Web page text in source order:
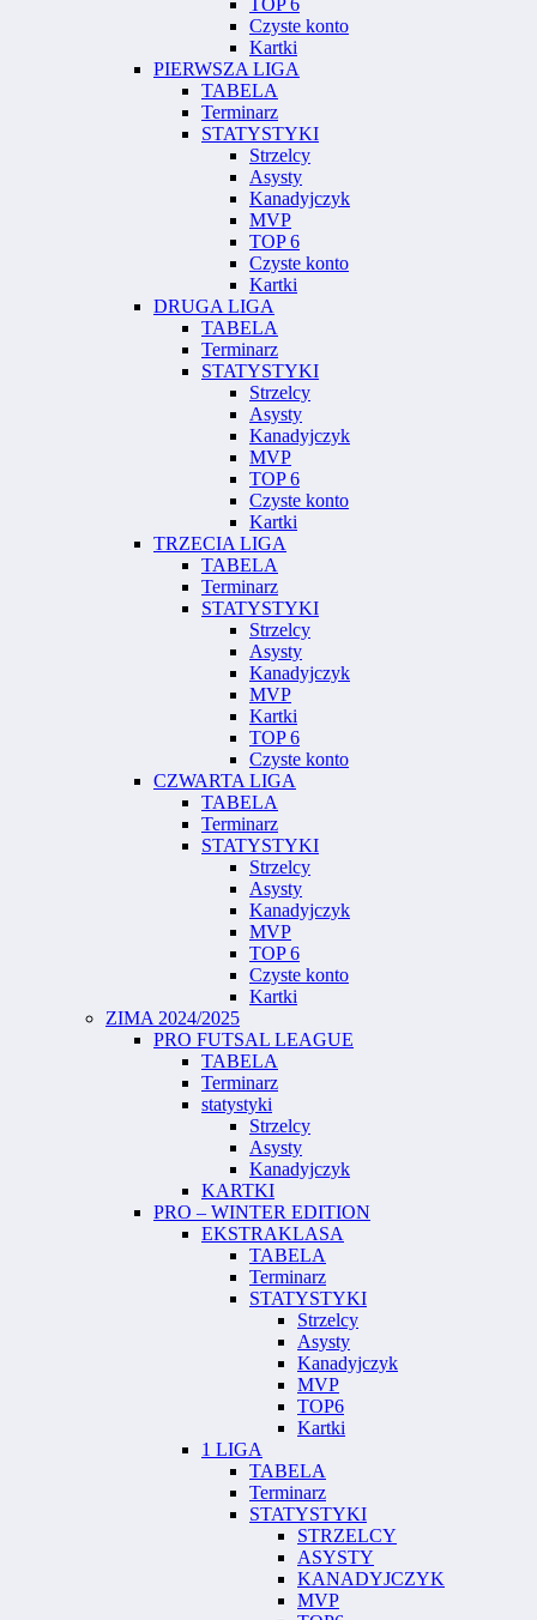
Czyste konto
Kartki
PIERWSZA LIGA
TABELA
Terminarz
STATYSTYKI
Strzelcy
Asysty
Kanadyjczyk
MVP
TOP 6
Czyste konto
Kartki
DRUGA LIGA
TABELA
Terminarz
STATYSTYKI
Strzelcy
Asysty
Kanadyjczyk
MVP
TOP 6
Czyste konto
Kartki
TRZECIA LIGA
TABELA
Terminarz
STATYSTYKI
Strzelcy
Asysty
Kanadyjczyk
MVP
Kartki
TOP 6
Czyste konto
CZWARTA LIGA
TABELA
Terminarz
STATYSTYKI
Strzelcy
Asysty
Kanadyjczyk
MVP
TOP 6
Czyste konto
Kartki
ZIMA 2024/2025
PRO FUTSAL LEAGUE
TABELA
Terminarz
statystyki
Strzelcy
Asysty
Kanadyjczyk
KARTKI
PRO – WINTER EDITION
EKSTRAKLASA
TABELA
Terminarz
STATYSTYKI
Strzelcy
Asysty
Kanadyjczyk
MVP
TOP6
Kartki
1 LIGA
TABELA
Terminarz
STATYSTYKI
STRZELCY
ASYSTY
KANADYJCZYK
MVP